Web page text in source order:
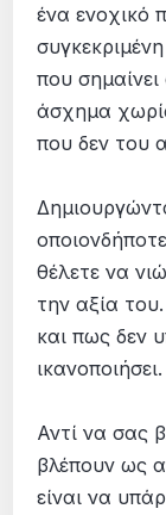
ένα ενοχικό
που
άσχημα
που δεν του
θέλετε να
την αξία
και πως δεν
ικανοποιήσει.
Αντί να σας
βλέπουν ως
είναι να